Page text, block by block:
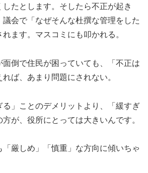
たとします。そしたら不正が起き
会で「なぜそんな杜撰な管理をした
ます。マスコミにも叩かれる。
面倒で住民が困っていても、「不正は
ば、あまり問題にされない。
る」ことのデメリットより、「緩すぎ
が、役所にとっては大きいんです。
厳しめ」「慎重」な方向に傾いちゃ